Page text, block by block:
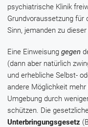
psychiatrische Klinik
Grundvoraussetzung für
Sinn, jemanden zu
Eine Einweisung gegen
(dann aber natürlich
und erhebliche Selbst-
andere Möglichkeit
Umgebung durch
schützen. Die
Unterbringungsgesetz